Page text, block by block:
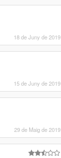
18 de Juny de 2019
15 de Juny de 2019
29 de Maig de 2019